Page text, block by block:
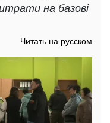
на базові
Читать на русском